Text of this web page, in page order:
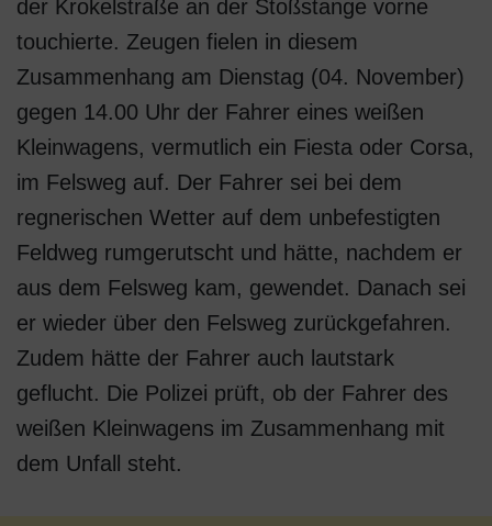
der Krokelstraße an der Stoßstange vorne
touchierte. Zeugen fielen in diesem
Zusammenhang am Dienstag (04. November)
gegen 14.00 Uhr der Fahrer eines weißen
Kleinwagens, vermutlich ein Fiesta oder Corsa,
im Felsweg auf. Der Fahrer sei bei dem
regnerischen Wetter auf dem unbefestigten
Feldweg rumgerutscht und hätte, nachdem er
aus dem Felsweg kam, gewendet. Danach sei
er wieder über den Felsweg zurückgefahren.
Zudem hätte der Fahrer auch lautstark
geflucht. Die Polizei prüft, ob der Fahrer des
weißen Kleinwagens im Zusammenhang mit
dem Unfall steht.